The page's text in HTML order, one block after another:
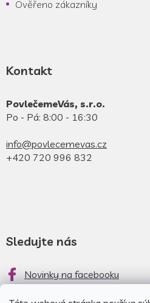
Ověřeno zákazníky
Kontakt
PovlečemeVás, s.r.o.
Po - Pá: 8:00 - 16:30
info@povlecemevas.cz
+420 720 996 832
Sledujte nás
Novinky na facebooku
Novinky na instagrame